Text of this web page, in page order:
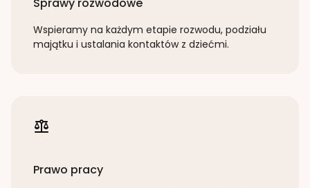
Wspieramy na każdym etapie rozwodu, podziału
majątku i ustalania kontaktów z dziećmi.
Prawo pracy